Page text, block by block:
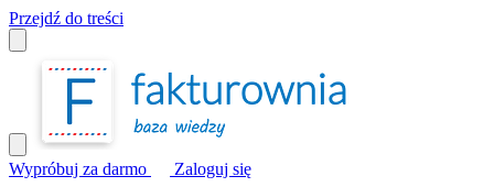
Przejdź do treści
Wypróbuj za darmo Zaloguj się